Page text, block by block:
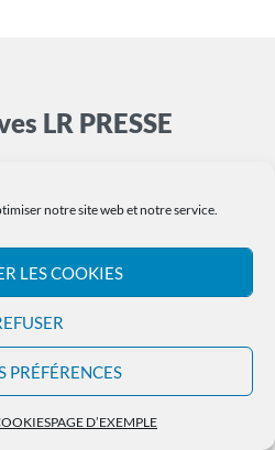
notre site web et notre service.
LES COOKIES
PRÉFÉRENCES
PAGE D’EXEMPLE
LR PRESSE